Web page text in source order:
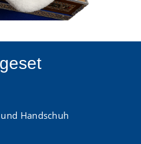
Handschuh